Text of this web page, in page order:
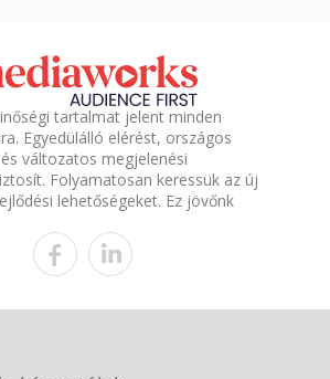
tartalmat jelent minden
Egyedülálló elérést, országos
változatos megjelenési
Folyamatosan keressük az új
lehetőségeket. Ez jövőnk